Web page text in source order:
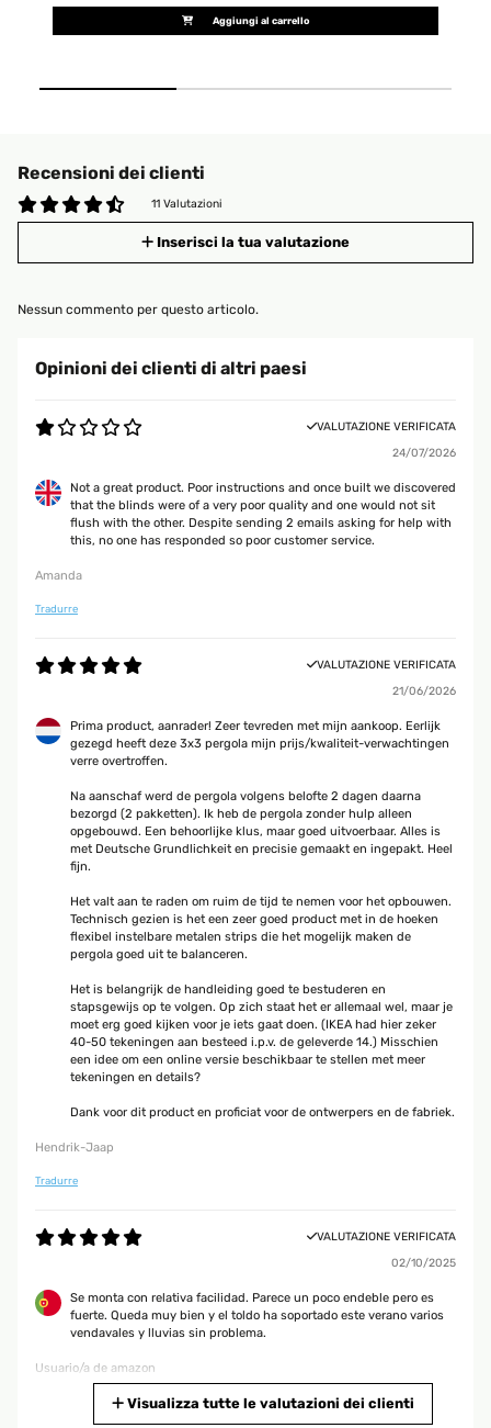
Aggiungi al carrello
Recensioni dei clienti
11 Valutazioni
Inserisci la tua valutazione
Nessun commento per questo articolo.
Opinioni dei clienti di altri paesi
VALUTAZIONE VERIFICATA
24/07/2026
Not a great product. Poor instructions and once built we discovered
that the blinds were of a very poor quality and one would not sit
flush with the other. Despite sending 2 emails asking for help with
this, no one has responded so poor customer service.
Amanda
Tradurre
VALUTAZIONE VERIFICATA
21/06/2026
Prima product, aanrader! Zeer tevreden met mijn aankoop. Eerlijk
gezegd heeft deze 3x3 pergola mijn prijs/kwaliteit-verwachtingen
verre overtroffen.
Na aanschaf werd de pergola volgens belofte 2 dagen daarna
bezorgd (2 pakketten). Ik heb de pergola zonder hulp alleen
opgebouwd. Een behoorlijke klus, maar goed uitvoerbaar. Alles is
met Deutsche Grundlichkeit en precisie gemaakt en ingepakt. Heel
fijn.
Het valt aan te raden om ruim de tijd te nemen voor het opbouwen.
Technisch gezien is het een zeer goed product met in de hoeken
flexibel instelbare metalen strips die het mogelijk maken de
pergola goed uit te balanceren.
Het is belangrijk de handleiding goed te bestuderen en
stapsgewijs op te volgen. Op zich staat het er allemaal wel, maar je
moet erg goed kijken voor je iets gaat doen. (IKEA had hier zeker
40-50 tekeningen aan besteed i.p.v. de geleverde 14.) Misschien
een idee om een online versie beschikbaar te stellen met meer
tekeningen en details?
Dank voor dit product en proficiat voor de ontwerpers en de fabriek.
Hendrik-Jaap
Tradurre
VALUTAZIONE VERIFICATA
02/10/2025
Se monta con relativa facilidad. Parece un poco endeble pero es
fuerte. Queda muy bien y el toldo ha soportado este verano varios
vendavales y lluvias sin problema.
Usuario/a de amazon
Visualizza tutte le valutazioni dei clienti